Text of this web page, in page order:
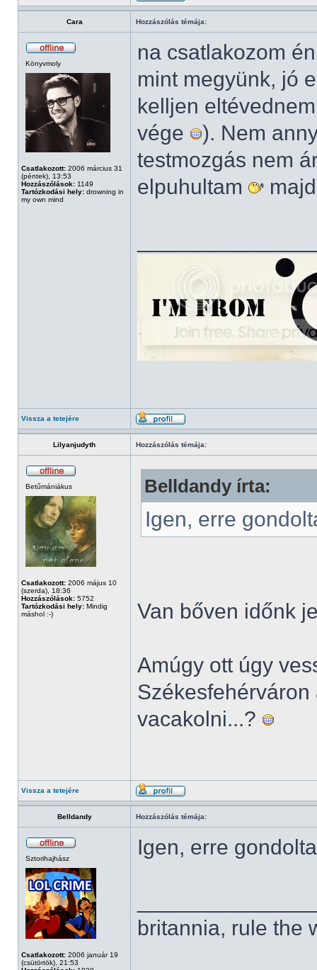
Cara Hozzászólás témája:
Könyvmoly
Csatlakozott: 2006 március 31
(péntek), 13:53
Hozzászólások: 1149
Tartózkodási hely: drowning in
my own mind
na csatlakozom
mint megyünk, jó
kelljen
vége
). Nem
testmozgás nem
elpuhultam
Vissza a tetejére
Lilyanjudyth Hozzászólás témája:
Betűmániákus
Csatlakozott: 2006 május 10
(szerda), 18:36
Hozzászólások: 5752
Tartózkodási hely: Mindig
máshol :-)
Belldandy írta:
Igen, erre
Van bőven időnk
Amúgy ott úgy
vacakolni...?
Vissza a tetejére
Belldandy Hozzászólás témája:
Sztorihajhász
Csatlakozott: 2006 január 19
(csütörtök), 21:53
Igen, erre
britannia, rule the